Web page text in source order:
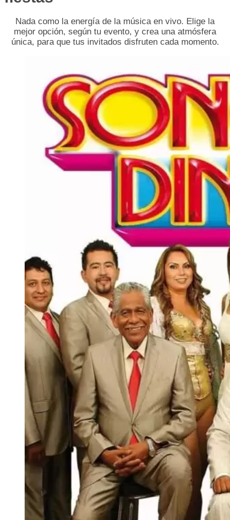
Nada como la energía de la música en vivo. Elige la
mejor opción, según tu evento, y crea una atmósfera
única, para que tus invitados disfruten cada momento.